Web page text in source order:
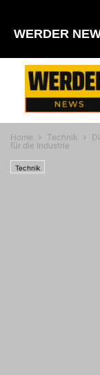
WERDER
Home Technik
für die Industrie
Technik